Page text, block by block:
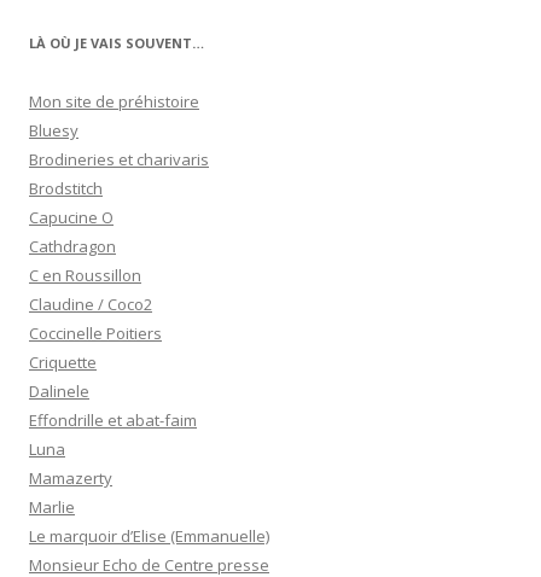
LÀ OÙ JE VAIS SOUVENT…
Mon site de préhistoire
Bluesy
Brodineries et charivaris
Brodstitch
Capucine O
Cathdragon
C en Roussillon
Claudine / Coco2
Coccinelle Poitiers
Criquette
Dalinele
Effondrille et abat-faim
Luna
Mamazerty
Marlie
Le marquoir d’Elise (Emmanuelle)
Monsieur Echo de Centre presse